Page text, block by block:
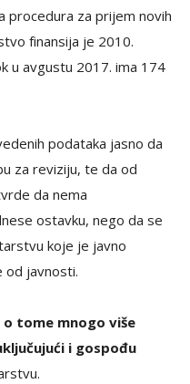
procedura za prijem novih
finansija je 2010.
u avgustu 2017. ima 174
podataka jasno da
za reviziju, te da od
da nema
ostavku, nego da se
koje je javno
od javnosti.
tome mnogo više
i gospođu